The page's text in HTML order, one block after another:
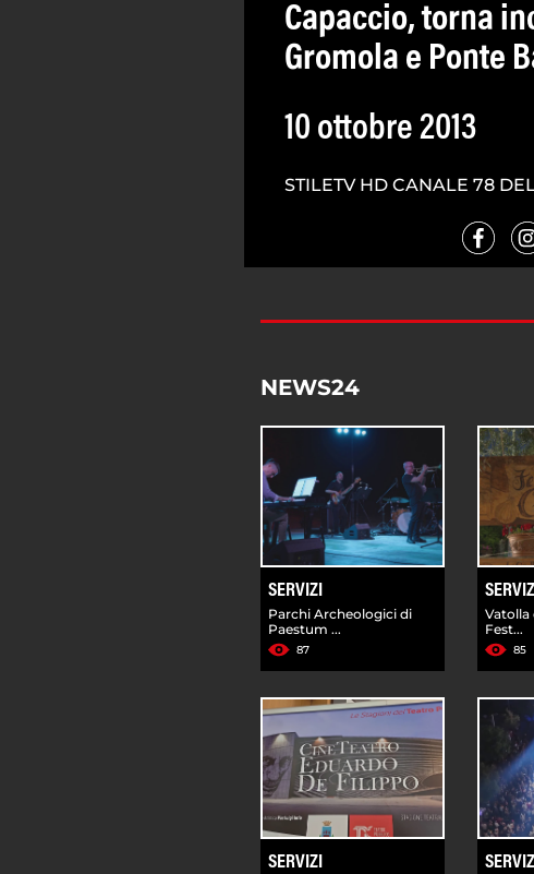
Capaccio, torna
Gromola e Ponte
10 ottobre 2013
STILETV HD CANALE 78
NEWS24
SERVIZI
Parchi Archeologici di
Paestum ...
87
Vatolla
Fest...
85
SERVIZI